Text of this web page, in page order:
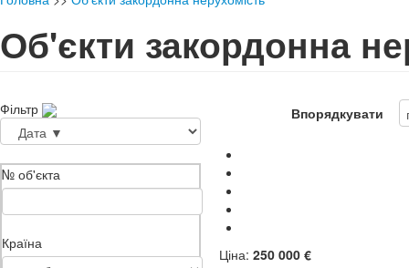
Об'єкти закордонна
Фільтр
№ об'єкта
Країна
Впорядкувати
Ціна: 250 000 €